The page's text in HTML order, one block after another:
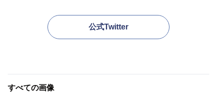
公式Twitter
すべての画像